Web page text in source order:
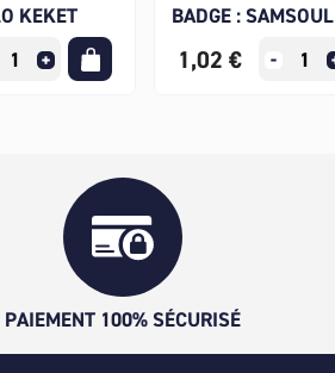
KEKET BADGE : SAMSOUL
1,02 €
PAIEMENT 100% SÉCURISÉ